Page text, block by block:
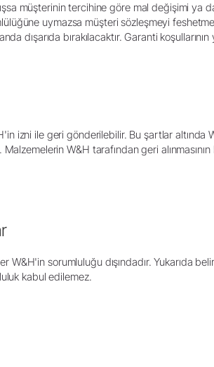
müşterinin tercihine göre mal değişimi ya
uymazsa müşteri sözleşmeyi
dışarıda bırakılacaktır. Garanti
izni ile geri gönderilebilir. Bu şartlar
W&H tarafından geri
sorumluluğu dışındadır. Yukarıda
kabul edilemez.